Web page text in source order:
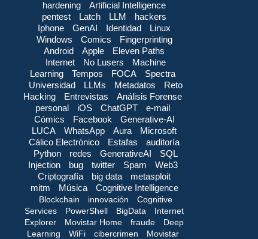
hardening
Artificial Intelligence
pentest
Latch LLM
hackers
Iphone
GenAI Identidad
Linux
Windows
Comics
Fingerprinting
Android
Apple
Eleven Paths
Internet
No Lusers
Machine
Learning
Tempos FOCA
Spectra
Universidad
LLMs Metadatos
Reto
Hacking
Entrevistas
Análisis Forense
personal
iOS ChatGPT
e-mail
Cómics
Facebook
Generative-AI
LUCA
WhatsApp Aura
Microsoft
Cálico Electrónico
Estafas
auditoría
Python
redes GenerativeAI
SQL
Injection
bug twitter Spam
Web3
Criptografía
big data
metasploit
mitm
Música Cognitive Intelligence
Blockchain innovación
Cognitive
Services
PowerShell BigData
Internet
Explorer
Movistar Home fraude
Deep
Learning
WiFi cibercrimen
Movistar